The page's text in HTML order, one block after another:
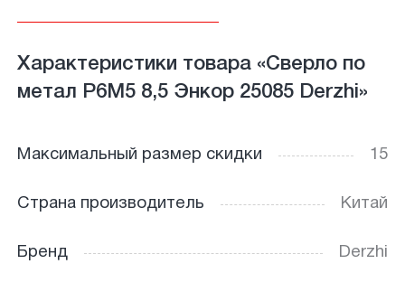
Характеристики товара «Сверло по
метал Р6М5 8,5 Энкор 25085 Derzhi»
Максимальный размер скидки 15
Страна производитель Китай
Бренд Derzhi